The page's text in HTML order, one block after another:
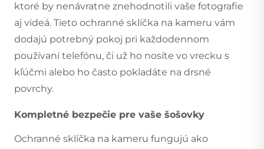
ktoré by nenávratne znehodnotili vaše fotografie
aj videá. Tieto ochranné sklíčka na kameru vám
dodajú potrebný pokoj pri každodennom
používaní telefónu, či už ho nosíte vo vrecku s
kľúčmi alebo ho často pokladáte na drsné
povrchy.
Kompletné bezpečie pre vaše šošovky
Ochranné sklíčka na kameru fungujú ako